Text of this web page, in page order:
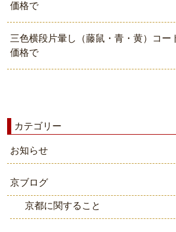
価格で
三色横段片暈し（藤鼠・青・黄）コー
価格で
カテゴリー
お知らせ
京ブログ
京都に関すること